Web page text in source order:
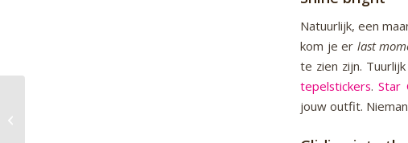
Natuurlijk, een
kom je er last
te zien zijn.
tepelstickers.Star
jouw outfit.